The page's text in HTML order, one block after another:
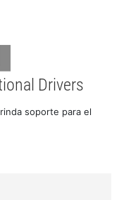
Drivers
soporte para el